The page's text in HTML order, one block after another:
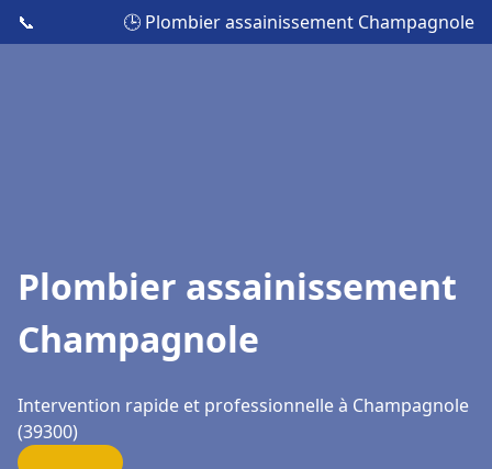
📞 🕒 Plombier assainissement Champagnole
Plombier assainissement
Champagnole
Intervention rapide et professionnelle à Champagnole
(39300)